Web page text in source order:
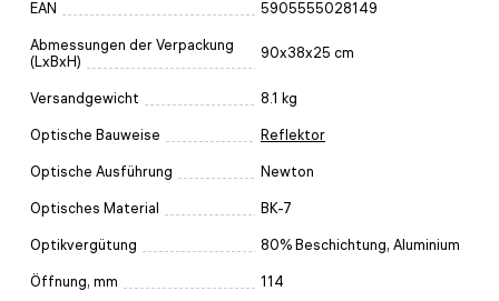
EAN 5905555028149
Abmessungen der Verpackung
(LxBxH)
90x38x25 cm
Versandgewicht 8.1 kg
Optische Bauweise Reflektor
Optische Ausführung Newton
Optisches Material BK-7
Optikvergütung 80% Beschichtung, Aluminium
Öffnung, mm 114